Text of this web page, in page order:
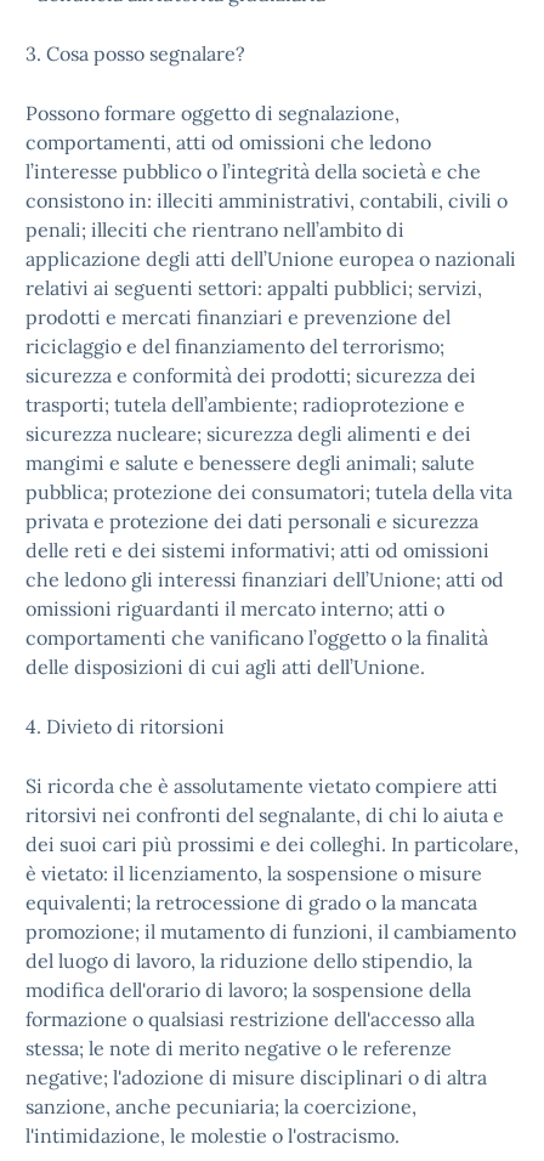
3. Cosa posso segnalare?
Possono formare oggetto di segnalazione,
comportamenti, atti od omissioni che ledono
l’interesse pubblico o l’integrità della società e che
consistono in: illeciti amministrativi, contabili, civili o
penali; illeciti che rientrano nell’ambito di
applicazione degli atti dell’Unione europea o nazionali
relativi ai seguenti settori: appalti pubblici; servizi,
prodotti e mercati finanziari e prevenzione del
riciclaggio e del finanziamento del terrorismo;
sicurezza e conformità dei prodotti; sicurezza dei
trasporti; tutela dell’ambiente; radioprotezione e
sicurezza nucleare; sicurezza degli alimenti e dei
mangimi e salute e benessere degli animali; salute
pubblica; protezione dei consumatori; tutela della vita
privata e protezione dei dati personali e sicurezza
delle reti e dei sistemi informativi; atti od omissioni
che ledono gli interessi finanziari dell’Unione; atti od
omissioni riguardanti il mercato interno; atti o
comportamenti che vanificano l’oggetto o la finalità
delle disposizioni di cui agli atti dell’Unione.
4. Divieto di ritorsioni
Si ricorda che è assolutamente vietato compiere atti
ritorsivi nei confronti del segnalante, di chi lo aiuta e
dei suoi cari più prossimi e dei colleghi. In particolare,
è vietato: il licenziamento, la sospensione o misure
equivalenti; la retrocessione di grado o la mancata
promozione; il mutamento di funzioni, il cambiamento
del luogo di lavoro, la riduzione dello stipendio, la
modifica dell'orario di lavoro; la sospensione della
formazione o qualsiasi restrizione dell'accesso alla
stessa; le note di merito negative o le referenze
negative; l'adozione di misure disciplinari o di altra
sanzione, anche pecuniaria; la coercizione,
l'intimidazione, le molestie o l'ostracismo.